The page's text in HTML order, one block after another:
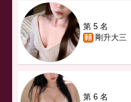
第 5 名
剛升大三
第 6 名